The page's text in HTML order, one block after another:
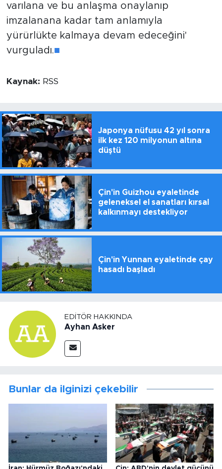
varılana ve bu anlaşma onaylanıp
imzalanana kadar tam anlamıyla
yürürlükte kalmaya devam edeceğini'
vurguladı.■
Kaynak: RSS
Japonya nüfusu 42 yıl sonra
ilk kez 120 milyonun altına
düştü
Çin'in Guizhou eyaletinde
geleneksel el sanatları kırsal
kalkınmayı destekliyor
Çin'in Yunnan eyaletinde çay
hasadı başladı
EDITÖR HAKKINDA
Ayhan Asker
Bunlar da ilginizi çekebilir